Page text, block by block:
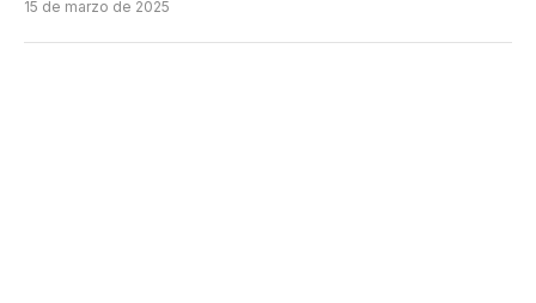
15 de marzo de 2025